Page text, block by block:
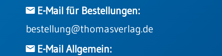
E-Mail für Bestellungen:
bestellung@thomasverlag.de
E-Mail Allgemein: